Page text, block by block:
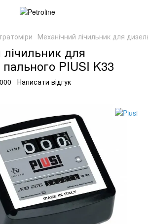
Механічний лічильник для
для
PIUSI K33
Написати відгук